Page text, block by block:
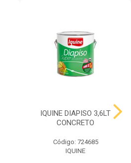
IQUINE DIAPISO 3,6LT
CONCRETO
Código: 724685
IQUINE